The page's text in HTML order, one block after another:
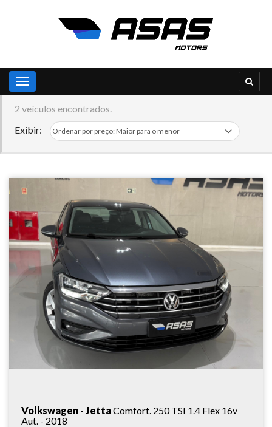
Toggle navigation
2 veículos encontrados.
Exibir:
Volkswagen - JettaComfort. 250 TSI 1.4 Flex 16v
Aut. - 2018